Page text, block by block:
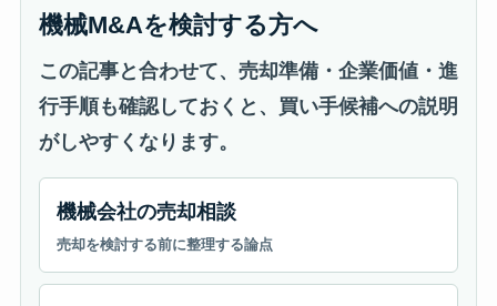
機械M&Aを検討する方へ
この記事と合わせて、売却準備・企業価値・進
行手順も確認しておくと、買い手候補への説明
がしやすくなります。
機械会社の売却相談
売却を検討する前に整理する論点